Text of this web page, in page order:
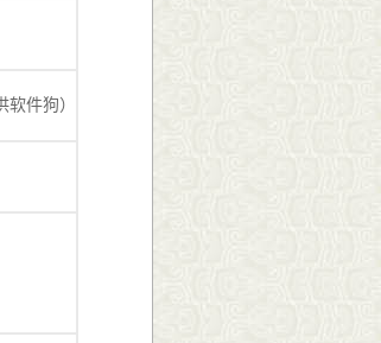
件狗）